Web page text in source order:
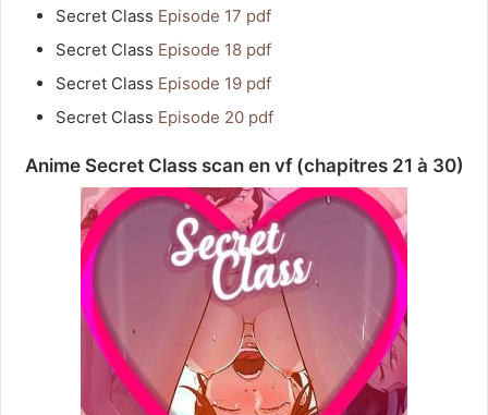
Secret Class Episode 17 pdf
Secret Class Episode 18 pdf
Secret Class Episode 19 pdf
Secret Class Episode 20 pdf
Anime Secret Class scan en vf (chapitres 21 à 30)